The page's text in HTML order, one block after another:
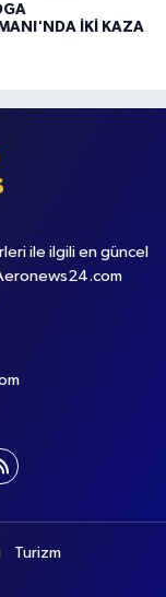
İKİ KAZA
ile ilgili en güncel
Turizm